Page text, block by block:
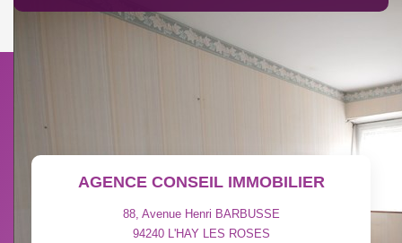
ENFANTS ET ADOLESCENTS
REVENU MENSUEL PAR
TAXE FONCIÈRE
PART DES MÉNAGES SANS
VOITURE
AGENCE CONSEIL IMMOBILIER
88, Avenue Henri BARBUSSE
94240 L'HAY LES ROSES